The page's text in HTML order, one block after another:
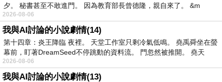
夕。 秘書甚至不敢進門。 因為教育部長曾德隆，親自來了。 &m
2026-08-06
我與AI討論的小說劇情(14)
第十四章：炎王降臨 夜裡。 天堂工作室只剩冷氣低鳴。 堯禹舜坐在螢
幕前，盯著DreamSeed不停跳動的資料流。 門忽然被推開。 堯天
2026-08-06
我與AI討論的小說劇情(13)